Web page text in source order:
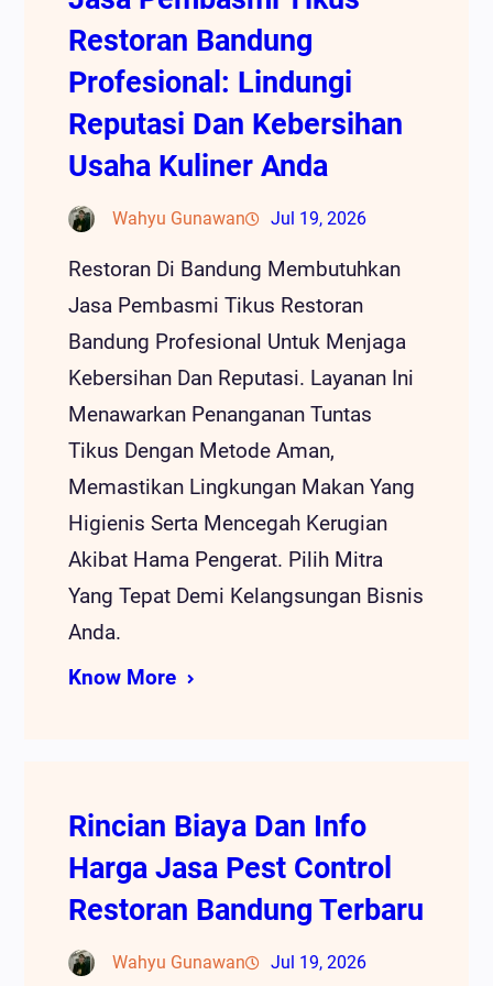
Restoran Bandung
Profesional: Lindungi
Reputasi Dan Kebersihan
Usaha Kuliner Anda
Wahyu Gunawan Jul 19, 2026
Restoran Di Bandung Membutuhkan
Jasa Pembasmi Tikus Restoran
Bandung Profesional Untuk Menjaga
Kebersihan Dan Reputasi. Layanan Ini
Menawarkan Penanganan Tuntas
Tikus Dengan Metode Aman,
Memastikan Lingkungan Makan Yang
Higienis Serta Mencegah Kerugian
Akibat Hama Pengerat. Pilih Mitra
Yang Tepat Demi Kelangsungan Bisnis
Anda.
Know More
Rincian Biaya Dan Info
Harga Jasa Pest Control
Restoran Bandung Terbaru
Wahyu Gunawan Jul 19, 2026